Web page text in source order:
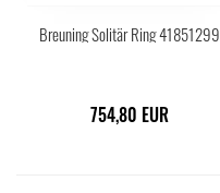
Breuning Solitär Ring 41851299
754,80 EUR